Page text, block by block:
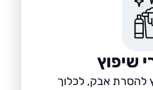
אבק, לכלוך